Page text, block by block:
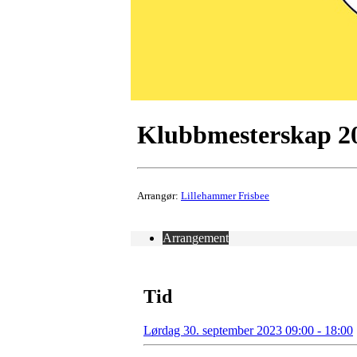
Klubbmesterskap
Arrangør: Lillehammer Frisbee
Arrangement
Tid
Lørdag 30. september 2023 09:00 - 18:00